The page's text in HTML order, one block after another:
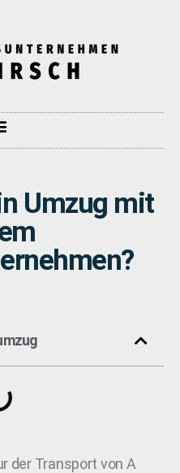
Umzug mit
der Transport von A